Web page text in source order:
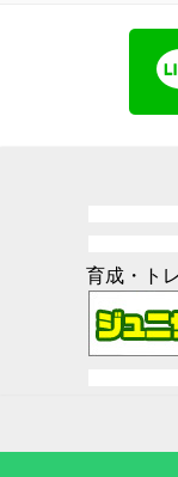
育成・ト